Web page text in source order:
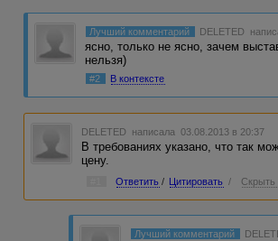
Лучший комментарий DELETED
ясно, только не ясно, зачем
нельзя)
#2 В контексте
DELETED написала 03.08.2013 в 20:37
В требованиях указано, что так
цену.
Ответить / Цитировать / Скрыть
Лучший комментарий